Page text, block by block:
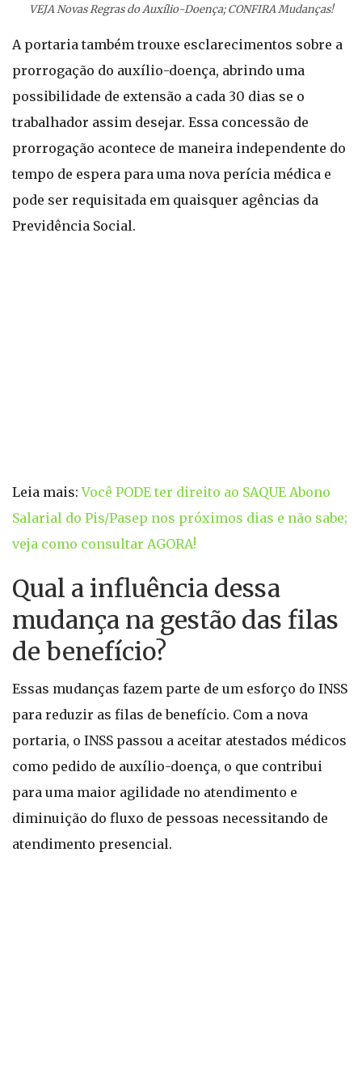
VEJA Novas Regras do Auxílio-Doença; CONFIRA Mudanças!
A portaria também trouxe esclarecimentos sobre a
prorrogação do auxílio-doença, abrindo uma
possibilidade de extensão a cada 30 dias se o
trabalhador assim desejar. Essa concessão de
prorrogação acontece de maneira independente do
tempo de espera para uma nova perícia médica e
pode ser requisitada em quaisquer agências da
Previdência Social.
Leia mais:Você PODE ter direito ao SAQUE Abono
Salarial do Pis/Pasep nos próximos dias e não sabe;
veja como consultar AGORA!
Qual a influência dessa
mudança na gestão das filas
de benefício?
Essas mudanças fazem parte de um esforço do INSS
para reduzir as filas de benefício. Com a nova
portaria, o INSS passou a aceitar atestados médicos
como pedido de auxílio-doença, o que contribui
para uma maior agilidade no atendimento e
diminuição do fluxo de pessoas necessitando de
atendimento presencial.